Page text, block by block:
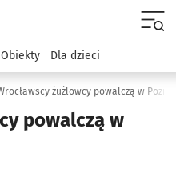
podserwis: Sport i rekreacja
Obiekty Dla dzieci
żużlowcy powalczą w
powalczą w